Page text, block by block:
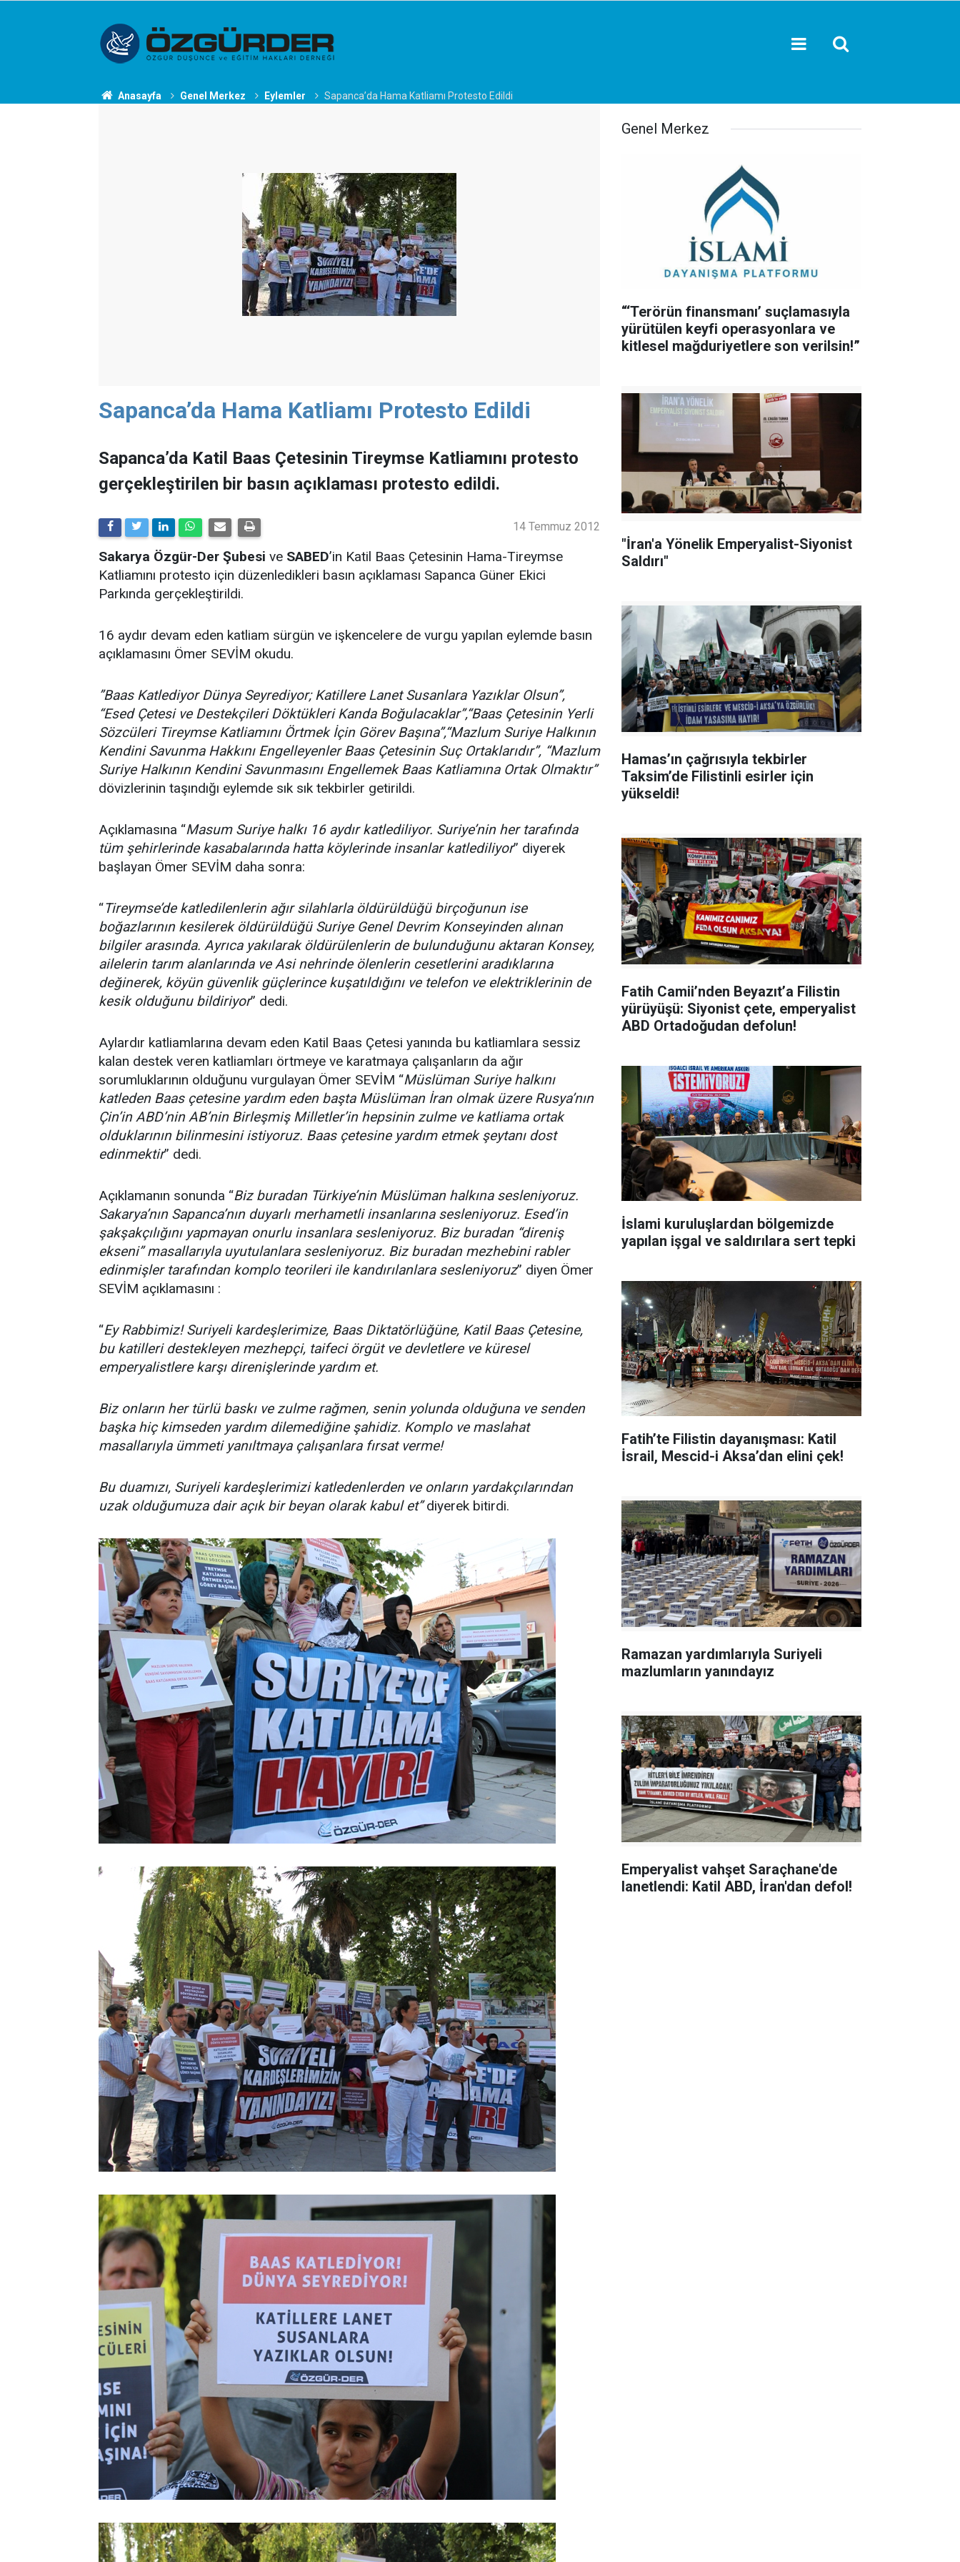
Anasayfa Genel Merkez Eylemler Sapanca’da Hama Katliamı Protesto Edildi
Sapanca’da Hama Katliamı Protesto Edildi
Sapanca’da Katil Baas Çetesinin Tireymse Katliamını protesto
gerçekleştirilen bir basın açıklaması protesto edildi.
14 Temmuz 2012
Sakarya Özgür-Der Şubesi ve SABED’in Katil Baas Çetesinin Hama-Tireymse
Katliamını protesto için düzenledikleri basın açıklaması Sapanca Güner Ekici
Parkında gerçekleştirildi.
16 aydır devam eden katliam sürgün ve işkencelere de vurgu yapılan eylemde basın
açıklamasını Ömer SEVİM okudu.
”Baas Katlediyor Dünya Seyrediyor; Katillere Lanet Susanlara Yazıklar Olsun”,
“Esed Çetesi ve Destekçileri Döktükleri Kanda Boğulacaklar”,“Baas Çetesinin Yerli
Sözcüleri Tireymse Katliamını Örtmek İçin Görev Başına”,“Mazlum Suriye Halkının
Kendini Savunma Hakkını Engelleyenler Baas Çetesinin Suç Ortaklarıdır”, “Mazlum
Suriye Halkının Kendini Savunmasını Engellemek Baas Katliamına Ortak Olmaktır”
dövizlerinin taşındığı eylemde sık sık tekbirler getirildi.
Açıklamasına “Masum Suriye halkı 16 aydır katlediliyor. Suriye’nin her tarafında
tüm şehirlerinde kasabalarında hatta köylerinde insanlar katlediliyor” diyerek
başlayan Ömer SEVİM daha sonra:
“Tireymse’de katledilenlerin ağır silahlarla öldürüldüğü birçoğunun ise
boğazlarının kesilerek öldürüldüğü Suriye Genel Devrim Konseyinden alınan
bilgiler arasında. Ayrıca yakılarak öldürülenlerin de bulunduğunu aktaran Konsey,
ailelerin tarım alanlarında ve Asi nehrinde ölenlerin cesetlerini aradıklarına
değinerek, köyün güvenlik güçlerince kuşatıldığını ve telefon ve elektriklerinin de
kesik olduğunu bildiriyor” dedi.
Aylardır katliamlarına devam eden Katil Baas Çetesi yanında bu katliamlara sessiz
kalan destek veren katliamları örtmeye ve karatmaya çalışanların da ağır
sorumluklarının olduğunu vurgulayan Ömer SEVİM “Müslüman Suriye halkını
katleden Baas çetesine yardım eden başta Müslüman İran olmak üzere Rusya’nın
Çin’in ABD’nin AB’nin Birleşmiş Milletler’in hepsinin zulme ve katliama ortak
olduklarının bilinmesini istiyoruz. Baas çetesine yardım etmek şeytanı dost
edinmektir” dedi.
Açıklamanın sonunda “Biz buradan Türkiye’nin Müslüman halkına sesleniyoruz.
Sakarya’nın Sapanca’nın duyarlı merhametli insanlarına sesleniyoruz. Esed’in
şakşakçılığını yapmayan onurlu insanlara sesleniyoruz. Biz buradan “direniş
ekseni” masallarıyla uyutulanlara sesleniyoruz. Biz buradan mezhebini rabler
edinmişler tarafından komplo teorileri ile kandırılanlara sesleniyoruz” diyen Ömer
SEVİM açıklamasını :
“Ey Rabbimiz! Suriyeli kardeşlerimize, Baas Diktatörlüğüne, Katil Baas Çetesine,
bu katilleri destekleyen mezhepçi, taifeci örgüt ve devletlere ve küresel
emperyalistlere karşı direnişlerinde yardım et.
Biz onların her türlü baskı ve zulme rağmen, senin yolunda olduğuna ve senden
başka hiç kimseden yardım dilemediğine şahidiz. Komplo ve maslahat
masallarıyla ümmeti yanıltmaya çalışanlara fırsat verme!
Bu duamızı, Suriyeli kardeşlerimizi katledenlerden ve onların yardakçılarından
uzak olduğumuza dair açık bir beyan olarak kabul et”diyerek bitirdi.
Genel Merkez
“‘Terörün finansmanı’ suçlamasıyla
yürütülen keyfi operasyonlara ve
kitlesel mağduriyetlere son verilsin!”
"İran'a Yönelik Emperyalist-Siyonist
Saldırı"
Hamas’ın çağrısıyla tekbirler
Taksim’de Filistinli esirler için
yükseldi!
Fatih Camii’nden Beyazıt’a Filistin
yürüyüşü: Siyonist çete, emperyalist
ABD Ortadoğudan defolun!
İslami kuruluşlardan bölgemizde
yapılan işgal ve saldırılara sert tepki
Fatih’te Filistin dayanışması: Katil
İsrail, Mescid-i Aksa’dan elini çek!
Ramazan yardımlarıyla Suriyeli
mazlumların yanındayız
Emperyalist vahşet Saraçhane'de
lanetlendi: Katil ABD, İran'dan defol!